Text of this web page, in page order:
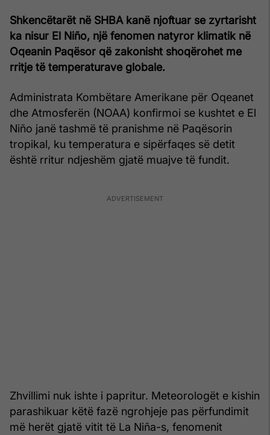
Shkencëtarët në SHBA kanë njoftuar se zyrtarisht
ka nisur El Niño, një fenomen natyror klimatik në
Oqeanin Paqësor që zakonisht shoqërohet me
rritje të temperaturave globale.
Administrata Kombëtare Amerikane për Oqeanet
dhe Atmosferën (NOAA) konfirmoi se kushtet e El
Niño janë tashmë të pranishme në Paqësorin
tropikal, ku temperatura e sipërfaqes së detit
është rritur ndjeshëm gjatë muajve të fundit.
Zhvillimi nuk ishte i papritur. Meteorologët e kishin
parashikuar këtë fazë ngrohjeje pas përfundimit
më herët gjatë vitit të La Niña-s, fenomenit